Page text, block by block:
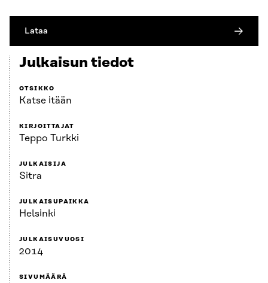
Lataa
Julkaisun tiedot
OTSIKKO
Katse itään
KIRJOITTAJAT
Teppo Turkki
JULKAISIJA
Sitra
JULKAISUPAIKKA
Helsinki
JULKAISUVUOSI
2014
SIVUMÄÄRÄ